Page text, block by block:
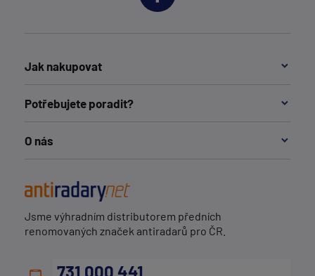
Jak nakupovat
Potřebujete poradit?
O nás
Jsme výhradním distributorem předních
renomovaných značek antiradarů pro ČR.
731 000 441